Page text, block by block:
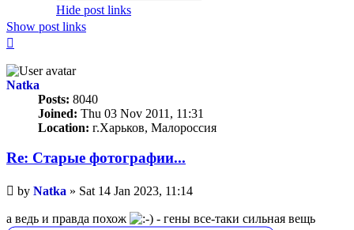
Hide post links
Show post links
Natka
Posts: 8040
Joined: Thu 03 Nov 2011, 11:31
Location: г.Харьков, Малороссия
Re: Старые фотографии...
Unread
post
by Natka » Sat 14 Jan 2023, 11:14
а ведь и правда похож - гены все-таки сильная вещь